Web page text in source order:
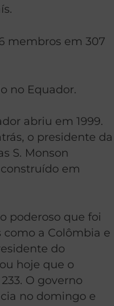
membros em 307
no Equador.
abriu em 1999.
o presidente da
S. Monson
em
poderoso que foi
a Colômbia e
do
hoje que o
O governo
no domingo e